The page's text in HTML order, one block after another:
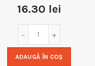
16.30 lei
ADAUGĂ ÎN COȘ